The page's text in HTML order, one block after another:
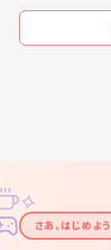
✦
✧
さあ、はじめよう